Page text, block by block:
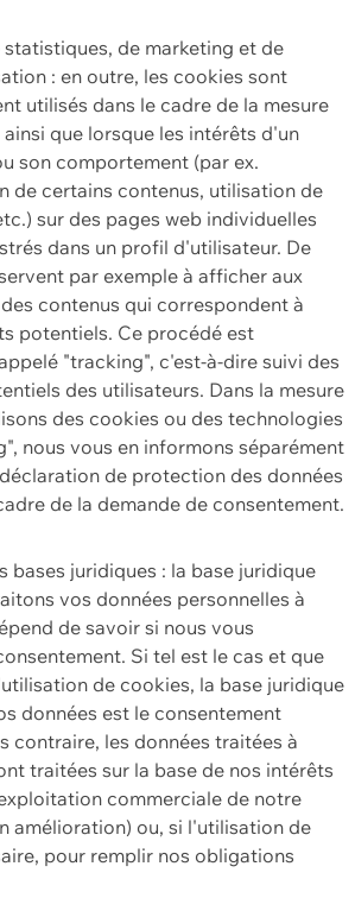
de marketing et de
: en outre, les cookies sont
utilisés dans le cadre de la mesure
ainsi que lorsque les intérêts d'un
son comportement (par ex.
de certains contenus, utilisation de
sur des pages web individuelles
dans un profil d'utilisateur. De
par exemple à afficher aux
contenus qui correspondent à
potentiels. Ce procédé est
"tracking", c'est-à-dire suivi des
des utilisateurs. Dans la mesure
des cookies ou des technologies
nous vous en informons séparément
de protection des données
de la demande de consentement.
bases juridiques : la base juridique
vos données personnelles à
de savoir si nous vous
Si tel est le cas et que
de cookies, la base juridique
données est le consentement
contraire, les données traitées à
traitées sur la base de nos intérêts
commerciale de notre
amélioration) ou, si l'utilisation de
pour remplir nos obligations